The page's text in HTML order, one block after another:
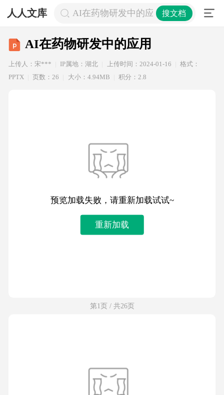
人人文库 AI在药物研发中的应用搜文档
AI在药物研发中的应用
上传人：宋*** IP属地：湖北 上传时间：2024-01-16
格式：
PPTX
页数：26 大小：4.94MB 积分：2.8
预览加载失败，请重新加载试试~
重新加载
第1页 / 共26页